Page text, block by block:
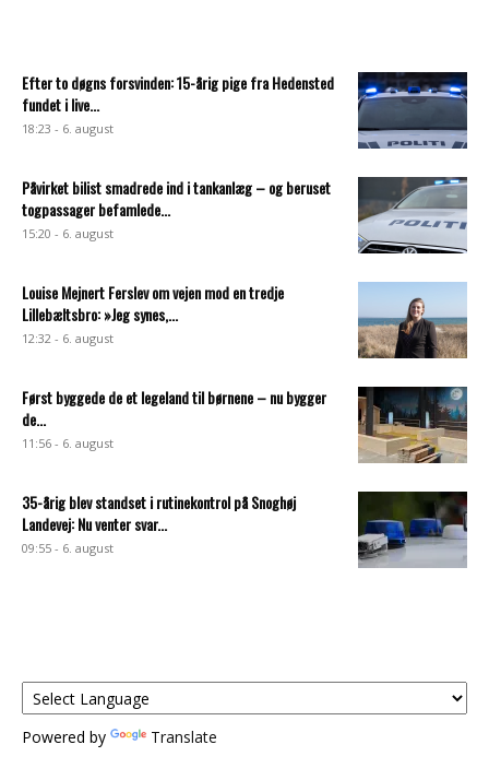
Efter to døgns forsvinden: 15-årig pige fra Hedensted
fundet i live...
18:23 - 6. august
Påvirket bilist smadrede ind i tankanlæg – og beruset
togpassager befamlede...
15:20 - 6. august
Louise Mejnert Ferslev om vejen mod en tredje
Lillebæltsbro: »Jeg synes,...
12:32 - 6. august
Først byggede de et legeland til børnene – nu bygger
de...
11:56 - 6. august
35-årig blev standset i rutinekontrol på Snoghøj
Landevej: Nu venter svar...
09:55 - 6. august
Powered by Translate